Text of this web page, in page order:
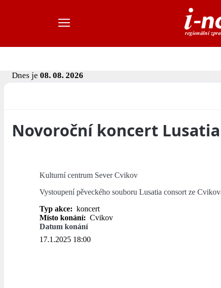
Dnes je 08. 08. 2026
Novoroční koncert
Kulturní centrum Sever Cvikov
Vystoupení pěveckého souboru Lusatia consort ze
Typ akce: koncert
Místo konání: Cvikov
Datum konání
17.1.2025 18:00